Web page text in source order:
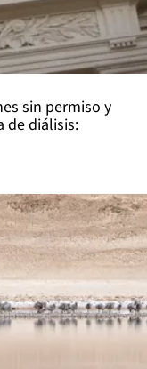
sin permiso y
de diálisis: